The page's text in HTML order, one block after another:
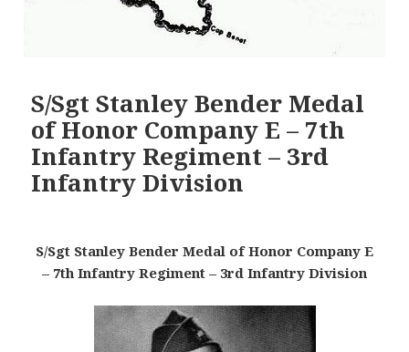
S/Sgt Stanley Bender Medal
of Honor Company E – 7th
Infantry Regiment – 3rd
Infantry Division
S/Sgt Stanley Bender Medal of Honor Company E
– 7th Infantry Regiment – 3rd Infantry Division